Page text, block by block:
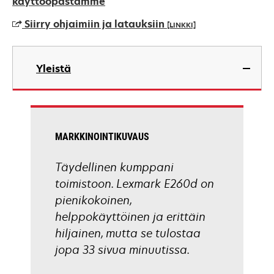
Siirry ohjaimiin ja latauksiin [LINKKI]
opens
new
Yleistä
MARKKINOINTIKUVAUS
Täydellinen kumppani
toimistoon. Lexmark E260d on
pienikokoinen,
helppokäyttöinen ja erittäin
hiljainen, mutta se tulostaa
jopa 33 sivua minuutissa.